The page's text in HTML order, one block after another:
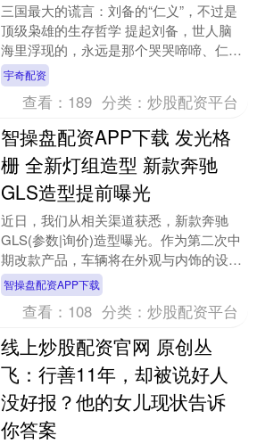
三国最大的谎言：刘备的“仁义”，不过是
顶级枭雄的生存哲学 提起刘备，世人脑
海里浮现的，永远是那个哭哭啼啼、仁德
宽厚、靠兄弟情义打天下的老好人。
《三国演义》把他....
宇奇配资
查看： 189 分类：炒股配资平台
智操盘配资APP下载 发光格
栅 全新灯组造型 新款奔驰
GLS造型提前曝光
近日，我们从相关渠道获悉，新款奔驰
GLS(参数|询价)造型曝光。作为第二次中
期改款产品，车辆将在外观与内饰的设计
上进行优化升级，并会配备最新的车机系
统与驾驶辅助....
智操盘配资APP下载
查看： 108 分类：炒股配资平台
线上炒股配资官网 原创丛
飞：行善11年，却被说好人
没好报？他的女儿现状告诉
你答案